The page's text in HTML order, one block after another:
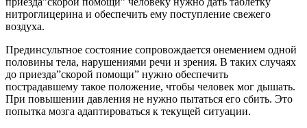
нитроглицерина и обеспечить ему поступление свежего
воздуха.
Прединсультное состояние сопровождается онемением одной
половины тела, нарушениями речи и зрения. В таких случаях
до приезда”скорой помощи” нужно обеспечить
пострадавшему такое положение, чтобы человек мог дышать.
При повышении давления не нужно пытаться его сбить. Это
попытка мозга адаптироваться к текущей ситуации.